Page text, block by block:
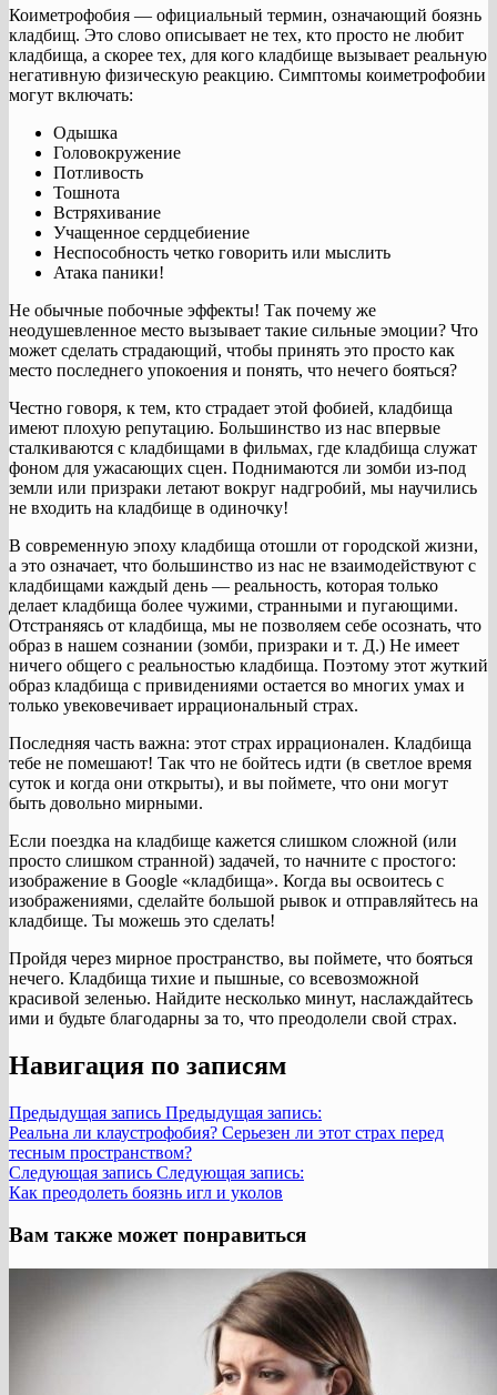
Коиметрофобия — официальный термин, означающий боязнь
кладбищ. Это слово описывает не тех, кто просто не любит
кладбища, а скорее тех, для кого кладбище вызывает реальную
негативную физическую реакцию. Симптомы коиметрофобии
могут включать:
Одышка
Головокружение
Потливость
Тошнота
Встряхивание
Учащенное сердцебиение
Неспособность четко говорить или мыслить
Атака паники!
Не обычные побочные эффекты! Так почему же
неодушевленное место вызывает такие сильные эмоции? Что
может сделать страдающий, чтобы принять это просто как
место последнего упокоения и понять, что нечего бояться?
Честно говоря, к тем, кто страдает этой фобией, кладбища
имеют плохую репутацию. Большинство из нас впервые
сталкиваются с кладбищами в фильмах, где кладбища служат
фоном для ужасающих сцен. Поднимаются ли зомби из-под
земли или призраки летают вокруг надгробий, мы научились
не входить на кладбище в одиночку!
В современную эпоху кладбища отошли от городской жизни,
а это означает, что большинство из нас не взаимодействуют с
кладбищами каждый день — реальность, которая только
делает кладбища более чужими, странными и пугающими.
Отстраняясь от кладбища, мы не позволяем себе осознать, что
образ в нашем сознании (зомби, призраки и т. Д.) Не имеет
ничего общего с реальностью кладбища. Поэтому этот жуткий
образ кладбища с привидениями остается во многих умах и
только увековечивает иррациональный страх.
Последняя часть важна: этот страх иррационален. Кладбища
тебе не помешают! Так что не бойтесь идти (в светлое время
суток и когда они открыты), и вы поймете, что они могут
быть довольно мирными.
Если поездка на кладбище кажется слишком сложной (или
просто слишком странной) задачей, то начните с простого:
изображение в Google «кладбища». Когда вы освоитесь с
изображениями, сделайте большой рывок и отправляйтесь на
кладбище. Ты можешь это сделать!
Пройдя через мирное пространство, вы поймете, что бояться
нечего. Кладбища тихие и пышные, со всевозможной
красивой зеленью. Найдите несколько минут, наслаждайтесь
ими и будьте благодарны за то, что преодолели свой страх.
Навигация по записям
Предыдущая запись Предыдущая запись:
Реальна ли клаустрофобия? Серьезен ли этот страх перед
тесным пространством?
Следующая запись Следующая запись:
Как преодолеть боязнь игл и уколов
Вам также может понравиться